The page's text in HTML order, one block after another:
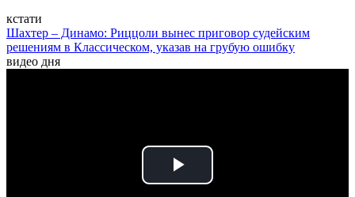
кстати
Шахтер – Динамо: Риццоли вынес приговор судейским
решениям в Классическом, указав на грубую ошибку
видео дня
Play